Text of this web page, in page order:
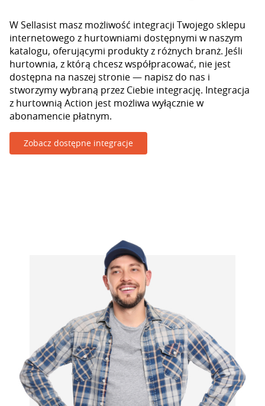
W Sellasist masz możliwość integracji Twojego sklepu
internetowego z hurtowniami dostępnymi w naszym
katalogu, oferującymi produkty z różnych branż. Jeśli
hurtownia, z którą chcesz współpracować, nie jest
dostępna na naszej stronie — napisz do nas i
stworzymy wybraną przez Ciebie integrację. Integracja
z hurtownią Action jest możliwa wyłącznie w
abonamencie płatnym.
Zobacz dostępne integracje